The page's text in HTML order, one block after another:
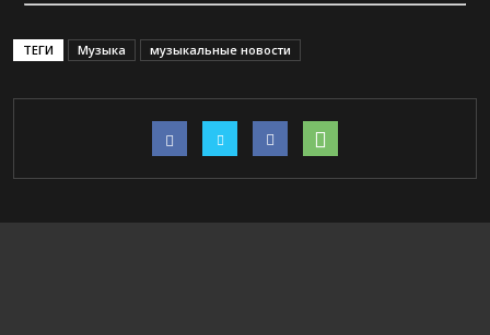
ТЕГИ Музыка музыкальные новости